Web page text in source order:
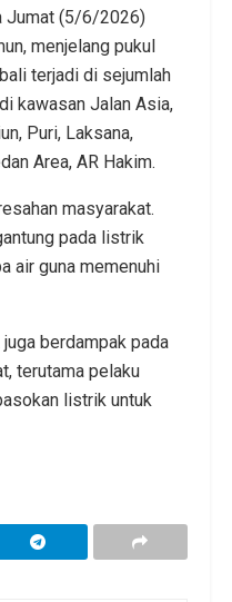
Jumat (5/6/2026)
menjelang pukul
terjadi di sejumlah
kawasan Jalan Asia,
Puri, Laksana,
Area, AR Hakim.
masyarakat.
pada listrik
air guna memenuhi
berdampak pada
terutama pelaku
listrik untuk